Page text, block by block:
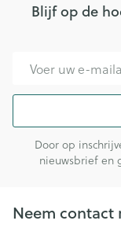
Blijf op de
Door op
nieuwsbrief en
Neem contact